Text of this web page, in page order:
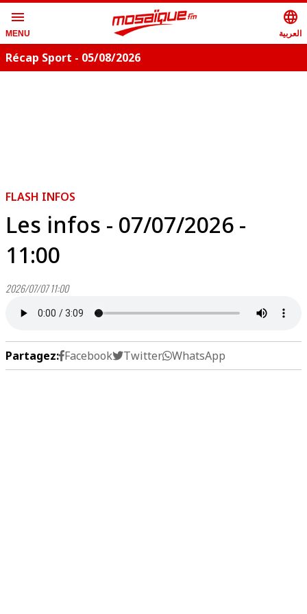
menu
MENU
language
العربية
Récap Sport - 05/08/2026
FLASH INFOS
Les infos - 07/07/2026 -
11:00
2026/07/07 11:00
Partagez: Facebook Twitter WhatsApp